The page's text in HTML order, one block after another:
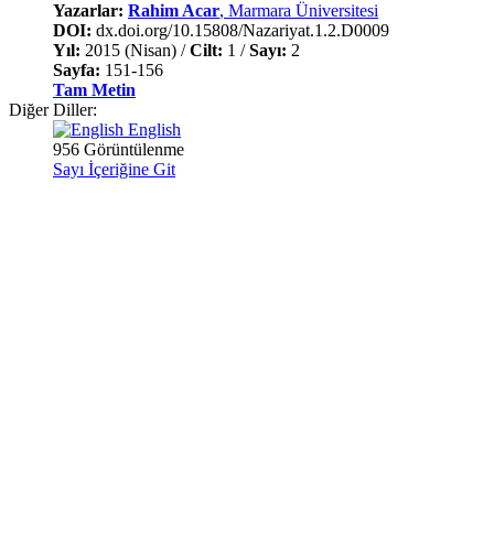
Yazarlar: Rahim Acar, Marmara Üniversitesi
DOI: dx.doi.org/10.15808/Nazariyat.1.2.D0009
Yıl: 2015 (Nisan) /Cilt: 1 /Sayı: 2
Sayfa: 151-156
Tam Metin
Diğer Diller:
English
956 Görüntülenme
Sayı İçeriğine Git